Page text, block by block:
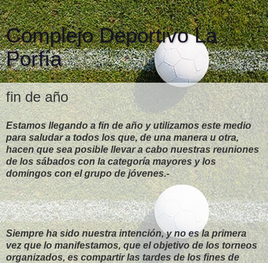
Complejo Deportivo La
Porfía
fin de año
Estamos llegando a fin de año y utilizamos este medio
para saludar a todos los que, de una manera u otra,
hacen que sea posible llevar a cabo nuestras reuniones
de los sábados con la categoría mayores y los
domingos con el grupo de jóvenes.-
Siempre ha sido nuestra intención, y no es la primera
vez que lo manifestamos, que el objetivo de los torneos
organizados, es compartir las tardes de los fines de